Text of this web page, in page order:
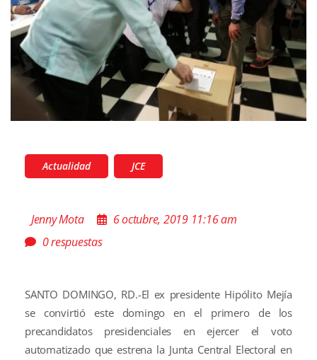
Actualidad JCE
Jenny Mota
6 octubre, 2019 11:16 am
0 respuestas
SANTO DOMINGO, RD.-El ex presidente Hipólito Mejía
se convirtió este domingo en el primero de los
precandidatos presidenciales en ejercer el voto
automatizado que estrena la Junta Central Electoral en